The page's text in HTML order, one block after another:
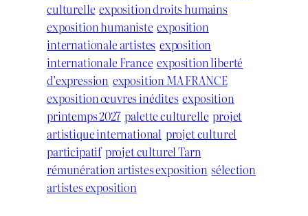
culturelle exposition droits humains
exposition humaniste exposition
internationale artistes exposition
internationale France exposition liberté
d’expression exposition MA FRANCE
exposition œuvres inédites exposition
printemps 2027 palette culturelle projet
artistique international projet culturel
participatif projet culturel Tarn
rémunération artistes exposition sélection
artistes exposition